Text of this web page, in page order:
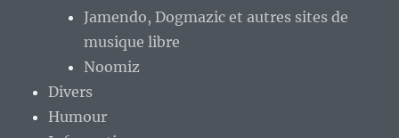
Jamendo, Dogmazic et autres sites de
musique libre
Noomiz
Divers
Humour